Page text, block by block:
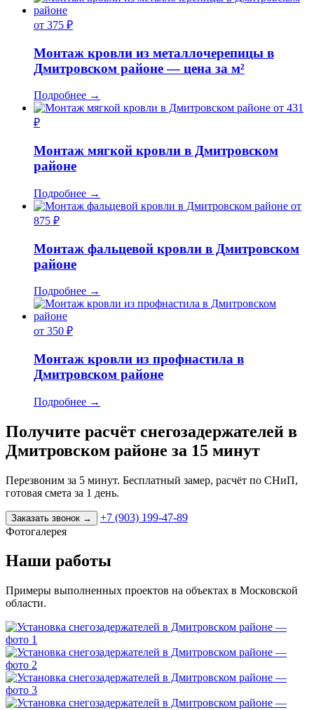
от 375 ₽
Монтаж кровли из металлочерепицы в
Дмитровском районе — цена за м²
Подробнее →
от 431
₽
Монтаж мягкой кровли в Дмитровском
районе
Подробнее →
от
875 ₽
Монтаж фальцевой кровли в Дмитровском
районе
Подробнее →
от 350 ₽
Монтаж кровли из профнастила в
Дмитровском районе
Подробнее →
Получите расчёт снегозадержателей в
Дмитровском районе за 15 минут
Перезвоним за 5 минут. Бесплатный замер, расчёт по СНиП,
готовая смета за 1 день.
Заказать звонок →
+7 (903) 199-47-89
Фотогалерея
Наши работы
Примеры выполненных проектов на объектах в Московской
области.